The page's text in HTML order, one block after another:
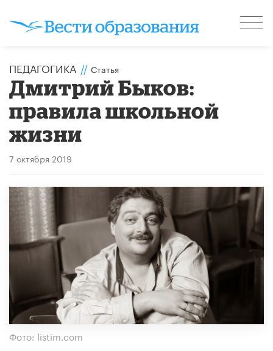
ПЕДАГОГИКА // Статья
Дмитрий Быков:
правила школьной
жизни
7 октября 2019
Фото: listim.com